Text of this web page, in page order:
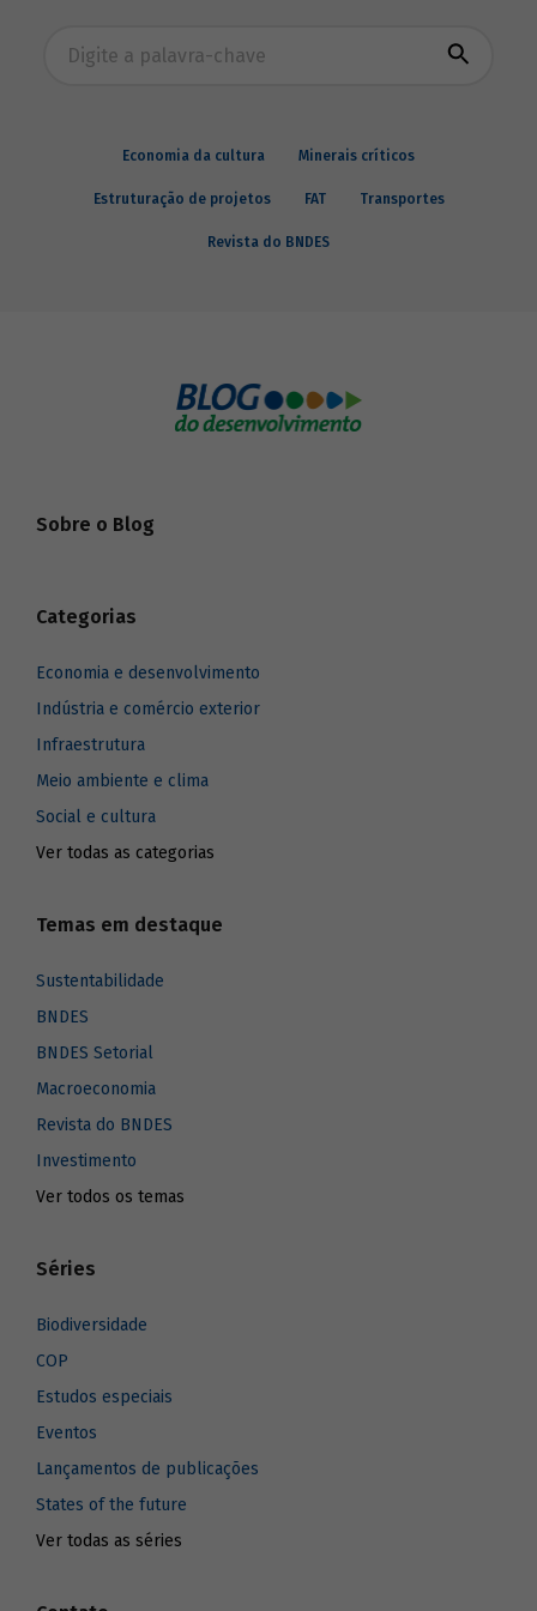
Economia da cultura Minerais críticos
Estruturação de projetos FAT Transportes
Revista do BNDES
Sobre o Blog
Categorias
Economia e desenvolvimento
Indústria e comércio exterior
Infraestrutura
Meio ambiente e clima
Social e cultura
Ver todas as categorias
Temas em destaque
Sustentabilidade
BNDES
BNDES Setorial
Macroeconomia
Revista do BNDES
Investimento
Ver todos os temas
Séries
Biodiversidade
COP
Estudos especiais
Eventos
Lançamentos de publicações
States of the future
Ver todas as séries